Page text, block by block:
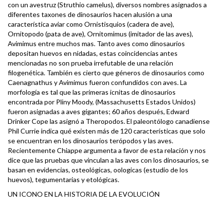
con un avestruz (Struthio camelus), diversos nombres asignados a
diferentes taxones de dinosaurios hacen alusión a una
característica aviar como Ornistisquios (cadera de ave),
Ornitopodo (pata de ave), Ornitomimus (imitador de las aves),
Avimimus entre muchos mas. Tanto aves como dinosaurios
depositan huevos en nidadas, estas coincidencias antes
mencionadas no son prueba irrefutable de una relación
filogenética. También es cierto que géneros de dinosaurios como
Caenagnathus y Avimimus fueron confundidos con aves. La
morfología es tal que las primeras icnitas de dinosaurios
encontrada por Pliny Moody, (Massachusetts Estados Unidos)
fueron asignadas a aves gigantes; 60 años después, Edward
Drinker Cope las asignó a Theropodos. El paleontólogo canadiense
Phil Currie indica qué existen más de 120 características que solo
se encuentran en los dinosaurios terópodos y las aves.
Recientemente Chiappe argumenta a favor de esta relación y nos
dice que las pruebas que vinculan a las aves con los dinosaurios, se
basan en evidencias, osteológicas, oologicas (estudio de los
huevos), tegumentarias y etológicas.
UN ICONO EN LA HISTORIA DE LA EVOLUCIÓN